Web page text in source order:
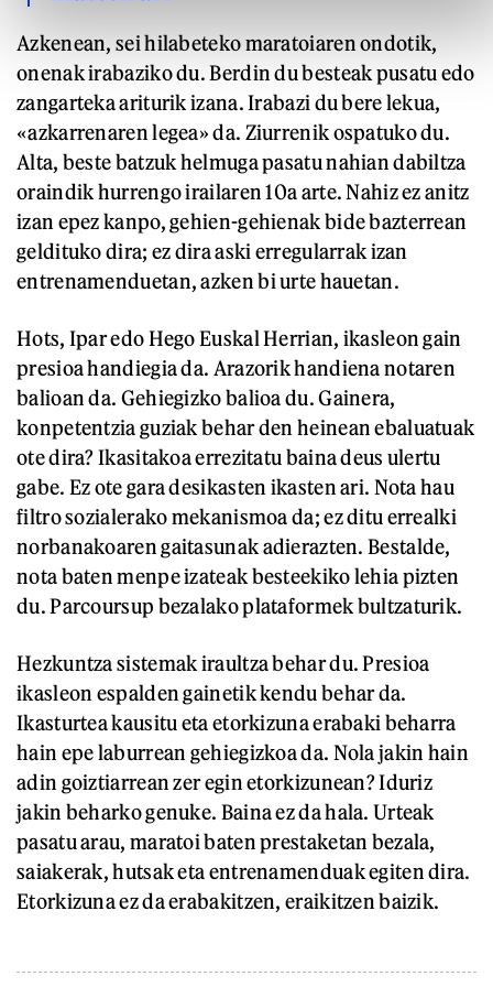
Azkenean, sei hilabeteko maratoiaren ondotik,
onenak irabaziko du. Berdin du besteak pusatu edo
zangarteka ariturik izana. Irabazi du bere lekua,
«azkarrenaren legea» da. Ziurrenik ospatuko du.
Alta, beste batzuk helmuga pasatu nahian dabiltza
oraindik hurrengo irailaren 10a arte. Nahiz ez anitz
izan epez kanpo, gehien-gehienak bide bazterrean
geldituko dira; ez dira aski erregularrak izan
entrenamenduetan, azken bi urte hauetan.
Hots, Ipar edo Hego Euskal Herrian, ikasleon gain
presioa handiegia da. Arazorik handiena notaren
balioan da. Gehiegizko balioa du. Gainera,
konpetentzia guziak behar den heinean ebaluatuak
ote dira? Ikasitakoa errezitatu baina deus ulertu
gabe. Ez ote gara desikasten ikasten ari. Nota hau
filtro sozialerako mekanismoa da; ez ditu errealki
norbanakoaren gaitasunak adierazten. Bestalde,
nota baten menpe izateak besteekiko lehia pizten
du. Parcoursup bezalako plataformek bultzaturik.
Hezkuntza sistemak iraultza behar du. Presioa
ikasleon espalden gainetik kendu behar da.
Ikasturtea kausitu eta etorkizuna erabaki beharra
hain epe laburrean gehiegizkoa da. Nola jakin hain
adin goiztiarrean zer egin etorkizunean? Iduriz
jakin beharko genuke. Baina ez da hala. Urteak
pasatu arau, maratoi baten prestaketan bezala,
saiakerak, hutsak eta entrenamenduak egiten dira.
Etorkizuna ez da erabakitzen, eraikitzen baizik.